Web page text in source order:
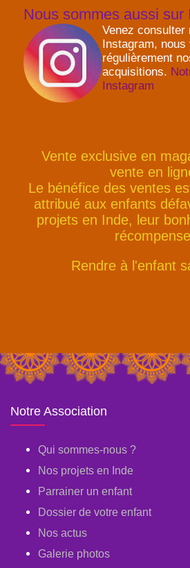
Nous sommes aussi sur
Venez consulter
Instagram, nous
régulièrement
acquisitions.
Instagram
Vente exclusive en
vente en
Le bénéfice des ventes
attribué aux enfants
projets en Inde, leur
Rendre à l'enfant
Notre Association
Qui sommes-nous ?
Nos projets en Inde
Parrainer un enfant
Dossier de votre enfant
Nos actus
Galerie photos